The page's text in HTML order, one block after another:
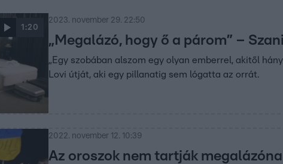
1:20
2023. november 29. 22:50
„Megalázó, hogy ő a párom” –
„Egy szobában alszom egy olyan emberrel, akitől
Lovi útját, aki egy pillanatig sem lógatta az orrát.
2022. november 12. 10:39
Az oroszok nem tartják